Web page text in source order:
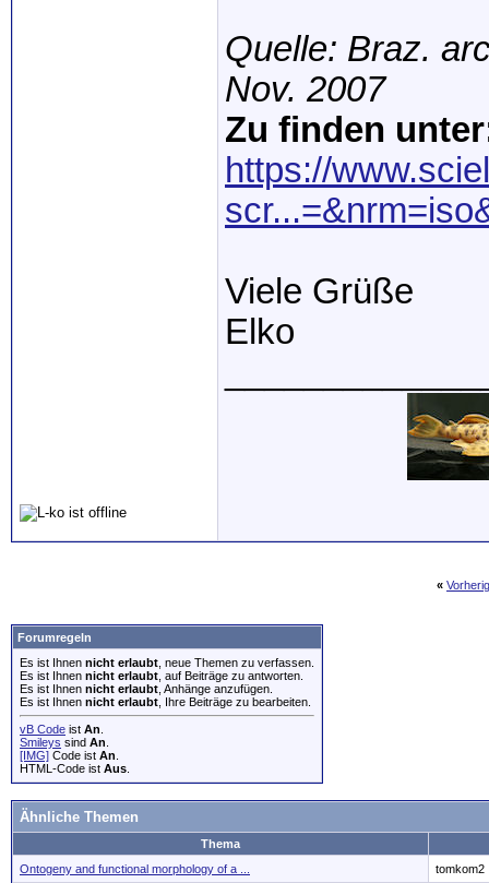
Quelle: Braz.
Nov. 2007
Zu finden
https://
Viele Grüße
Elko
«
Forumregeln
Es ist Ihnen nicht erlaubt , neue Themen zu verfassen.
Es ist Ihnen nicht erlaubt , auf Beiträge zu antworten.
Es ist Ihnen nicht erlaubt , Anhänge anzufügen.
Es ist Ihnen nicht erlaubt , Ihre Beiträge zu bearbeiten.
vB Code ist An
Smileys sind An
[IMG] Code ist An
HTML-Code ist Aus
Ähnliche Themen
Thema
Ontogeny and functional morphology of a ...
tomkom2